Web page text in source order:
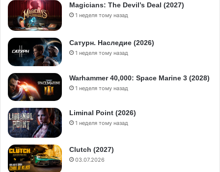
Magicians: The Devil’s Deal (2027)
1 неделя тому назад
Сатурн. Наследие (2026)
1 неделя тому назад
Warhammer 40,000: Space Marine 3 (2028)
1 неделя тому назад
Liminal Point (2026)
1 неделя тому назад
Clutch (2027)
03.07.2026